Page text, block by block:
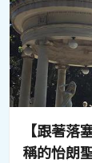
【跟著
稱的怡朗